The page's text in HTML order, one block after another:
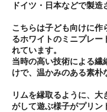
ドイツ・日本などで製造
こちらは子ども向けに作
るホワイトのミニプレー
れています。
当時の高い技術による繊
けで、温かみのある素朴
リムを縁取るように、
がして遊ぶ様子がプリン